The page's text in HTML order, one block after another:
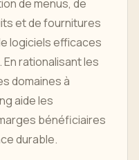
de menus, de
et de fournitures
logiciels efficaces
rationalisant les
domaines à
aide les
bénéficiaires
durable.